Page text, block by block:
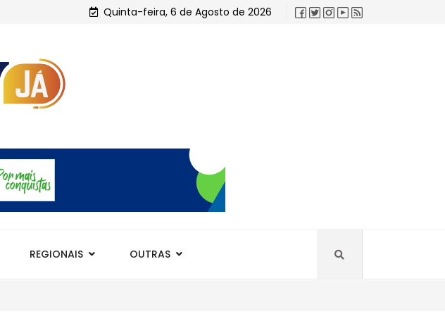
Quinta-feira, 6 de Agosto de 2026
REGIONAIS OUTRAS